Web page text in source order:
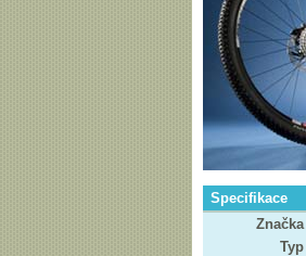
Specifikace
Značka
Typ